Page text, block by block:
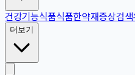
건강기능식품식품한약재증상검색
더보기